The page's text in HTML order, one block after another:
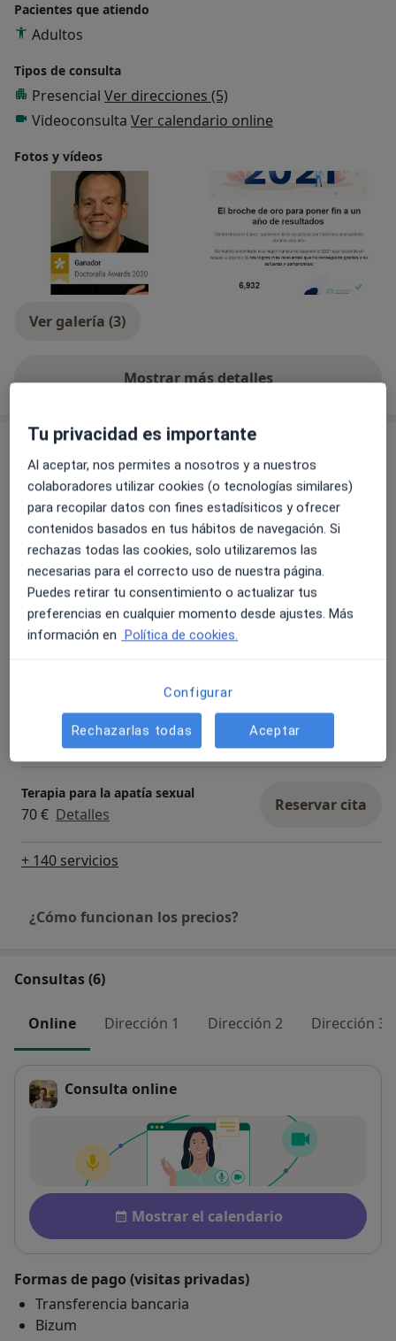
Pacientes que atiendo
Adultos
Tipos de consulta
Presencial Ver direcciones (5)
Videoconsulta Ver calendario online
Fotos y vídeos
Ver galería (3)
Mostrar más detalles
sobre la experiencia
Servicios y precios
Primera visita Psicología
70 € Detalles Reservar cita
Terapias contextuales/ de tercera
generación
70 € Detalles
Reservar cita
Terapia de duelo
Terapia para el bajo deseo sexual
Detalles Reservar cita
Terapia para la apatía sexual
70 € Detalles Reservar cita
+ 140 servicios
¿Cómo funcionan los precios?
Consultas (6)
Online Dirección 1 Dirección 2 Dirección 3
Consulta online
Pago después de la consulta
Disponibilidad
Mostrar el calendario
Formas de pago (visitas privadas)
Transferencia bancaria
Bizum
Tu privacidad es importante
Al aceptar, nos permites a nosotros y a nuestros
colaboradores utilizar cookies (o tecnologías similares)
para recopilar datos con fines estadísiticos y ofrecer
contenidos basados en tus hábitos de navegación. Si
rechazas todas las cookies, solo utilizaremos las
necesarias para el correcto uso de nuestra página.
Puedes retirar tu consentimiento o actualizar tus
preferencias en cualquier momento desde ajustes. Más
información en Política de cookies.
Configurar
Rechazarlas todas Aceptar